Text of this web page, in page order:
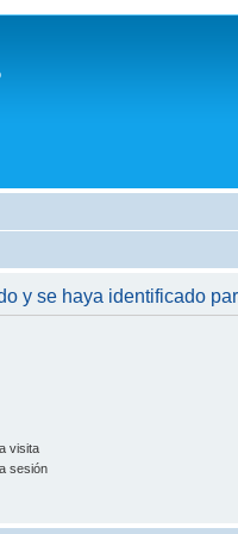
y se haya identificado
visita
sesión